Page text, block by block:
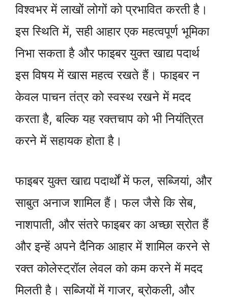
विश्वभर में लाखों लोगों को प्रभावित करती है।
इस स्थिति में, सही आहार एक महत्वपूर्ण भूमिका
निभा सकता है और फाइबर युक्त खाद्य पदार्थ
इस विषय में खास महत्व रखते हैं। फाइबर न
केवल पाचन तंत्र को स्वस्थ रखने में मदद
करता है, बल्कि यह रक्तचाप को भी नियंत्रित
करने में सहायक होता है।
फाइबर युक्त खाद्य पदार्थों में फल, सब्जियां, और
साबुत अनाज शामिल हैं। फल जैसे कि सेब,
नाशपाती, और संतरे फाइबर का अच्छा स्रोत हैं
और इन्हें अपने दैनिक आहार में शामिल करने से
रक्त कोलेस्ट्रॉल लेवल को कम करने में मदद
मिलती है। सब्जियों में गाजर, ब्रोकली, और